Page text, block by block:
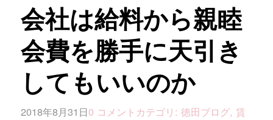
会社は給料から親睦
会費を勝手に天引き
してもいいのか
2018年8月31日0 コメント カテゴリ: 徳田ブログ, 賃